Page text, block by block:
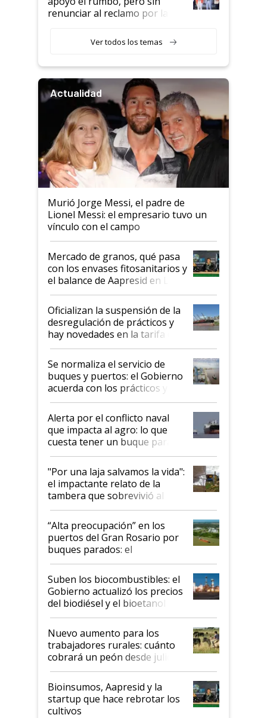
renunciar al reclamo por las
Ver todos los temas
Actualidad
Murió Jorge Messi, el padre de
Lionel Messi: el empresario tuvo un
vínculo con el campo
Mercado de granos, qué pasa
con los envases fitosanitarios y
el balance de Aapresid en La
Posta
Oficializan la suspensión de la
desregulación de prácticos y
hay novedades en la tarifa de
la hidrovía
Se normaliza el servicio de
buques y puertos: el Gobierno
acuerda con los prácticos y
suspende el decreto de
desregulación
Alerta por el conflicto naval
que impacta al agro: lo que
cuesta tener un buque parado
y el peligro de que Argentina
pase a ser "país sucio"
"Por una laja salvamos la vida":
el impactante relato de la
tambera que sobrevivió al
tornado
“Alta preocupación” en los
puertos del Gran Rosario por
buques parados: el
funcionamiento de las
exportadoras en tensión tras
la medida de fuerza de los
prácticos
Suben los biocombustibles: el
Gobierno actualizó los precios
del biodiésel y el bioetanol
Nuevo aumento para los
trabajadores rurales: cuánto
cobrará un peón desde julio
Bioinsumos, Aapresid y la
startup que hace rebrotar los
cultivos